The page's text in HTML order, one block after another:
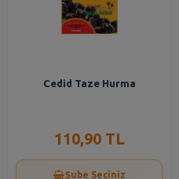
Cedid Taze Hurma
110,90 TL
Şube Seçiniz